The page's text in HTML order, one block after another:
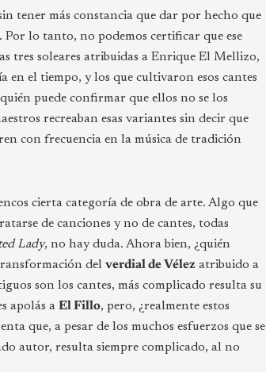
tener más constancia que dar por hecho que
Por lo tanto, no podemos certificar que ese
tres soleares atribuidas a Enrique El Mellizo,
en el tiempo, y los que cultivaron esos cantes
puede confirmar que ellos no se los
recreaban esas variantes sin decir que
con frecuencia en la música de tradición
cierta categoría de obra de arte. Algo que
de canciones y no de cantes, todas
Lady, no hay duda. Ahora bien, ¿quién
del verdial de Vélez atribuido a
son los cantes, más complicado resulta su
apolás a El Fillo, pero, ¿realmente estos
que, a pesar de los muchos esfuerzos que se
autor, resulta siempre complicado, al no